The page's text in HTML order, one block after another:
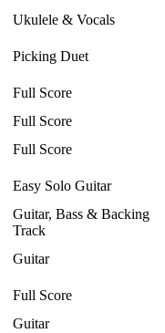
Ukulele & Vocals
Picking Duet
Full Score
Full Score
Full Score
Easy Solo Guitar
Guitar, Bass & Backing
Track
Guitar
Full Score
Guitar